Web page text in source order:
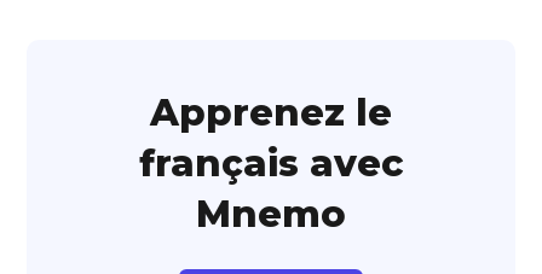
Apprenez le
français avec
Mnemo